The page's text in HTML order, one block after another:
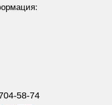
58-74